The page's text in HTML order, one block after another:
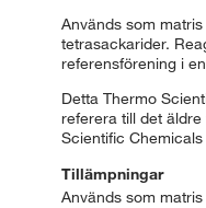
Används som
tetrasackarider.
referensförening i
Detta Thermo
referera till det
Scientific Chemicals
Tillämpningar
Används som